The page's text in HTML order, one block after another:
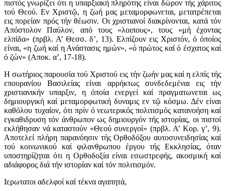
πιστός γνωρίζει ότι η υπαρξιακή πληρότης είναι δώρον τής χάριτος
τού Θεού. Εν Χριστῷ, η ζωή μας μεταμορφωνεται, μετατρέπεται
εις πορείαν πρός τήν θέωσιν. Οι χριστιανοί διακρίνονται, κατά τόν
Απόστολον Παύλον, από τους «λοιπους», τους «μή έχοντας
ελπίδα» (πρβλ. Α’ Θεσσ. δ’, 13). Ελπίζουν εις Χριστόν, ό όποίος
είναι, «η ζωή καί η Ανάστασις ημών», «ό πρώτος καί ό έσχατος καί
ό ζών» (Αποκ. α’, 17-18).
Η σωτήριος παρουσία τού Χριστού εις τήν ζωήν μας καί η ελπίς τής
επουρανίου Βασιλείας είναι αρρήκτως συνδεδεμέναι εις τήν
χριστιανικήν υπαρξιν, η όποία ενεργεί καί πραγματωνεται ως
δημιουργική καί μεταμορφωτική δυναμις εν τῷ κόσμω. Δέν είναι
καθόλου τυχαίον, ότι πρίν ό νεωτερικός πολιτισμός κατανοήση καί
εγκαθιδρυση τόν άνθρωπον ως δημιουργόν τής ιστορίας, οι πιστοί
εκλήθησαν νά καταστούν «Θεού συνεργοί» (πρβλ. Α’ Κορ. γ’, 9).
Αποτελεί πλήρη παρανόησιν τής Ορθοδόξου αυτοσυνειδησίας καί
τού κοινωνικού καί φιλανθρωπου έργου τής Εκκλησίας, όταν
υποστηρίζηται ότι η Ορθοδοξία είναι εσωστρεφής, ακοσμική καί
αδιάφορος διά τήν ιστορίαν καί τόν πολιτισμόν.
Ιερωτατοι αδελφοί καί τέκνα αγαπητά,